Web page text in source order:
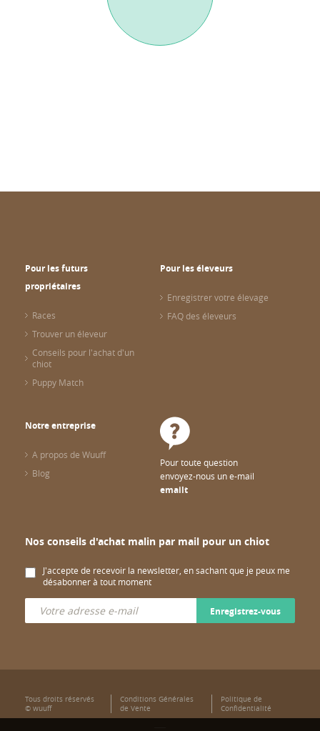
Pour les futurs
propriétaires
Races
Trouver un éleveur
Conseils pour l'achat d'un
chiot
Puppy Match
Pour les éleveurs
Enregistrer votre élevage
FAQ des éleveurs
Notre entreprise
A propos de Wuuff
Blog
Pour toute question
envoyez-nous un e-mail
emailt
Nos conseils d'achat malin par mail pour un chiot
J'accepte de recevoir la newsletter, en sachant que je peux me
désabonner à tout moment
Enregistrez-vous
Tous droits réservés
© wuuff
Conditions Générales
de Vente
Politique de
Confidentialité